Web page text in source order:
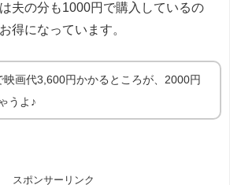
夫の分も1000円で購入しているの
得になっています。
映画代3,600円かかるところが、2000円
うよ♪
スポンサーリンク